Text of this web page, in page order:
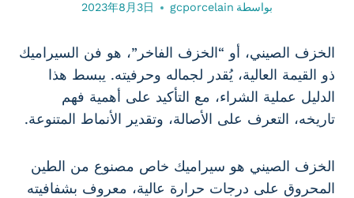
بواسطة gcporcelain
2023年8月3日
الخزف الصيني، أو “الخزف الفاخر”، هو فن السيراميك
ذو القيمة العالية، يُقدر لجماله وحرفيته. يبسط هذا
الدليل عملية الشراء، مع التأكيد على أهمية فهم
تاريخه، التعرف على الأصالة، وتقدير الأنماط المتنوعة.
الخزف الصيني هو سيراميك خاص مصنوع من الطين
المحروق على درجات حرارة عالية، معروف بشفافيته